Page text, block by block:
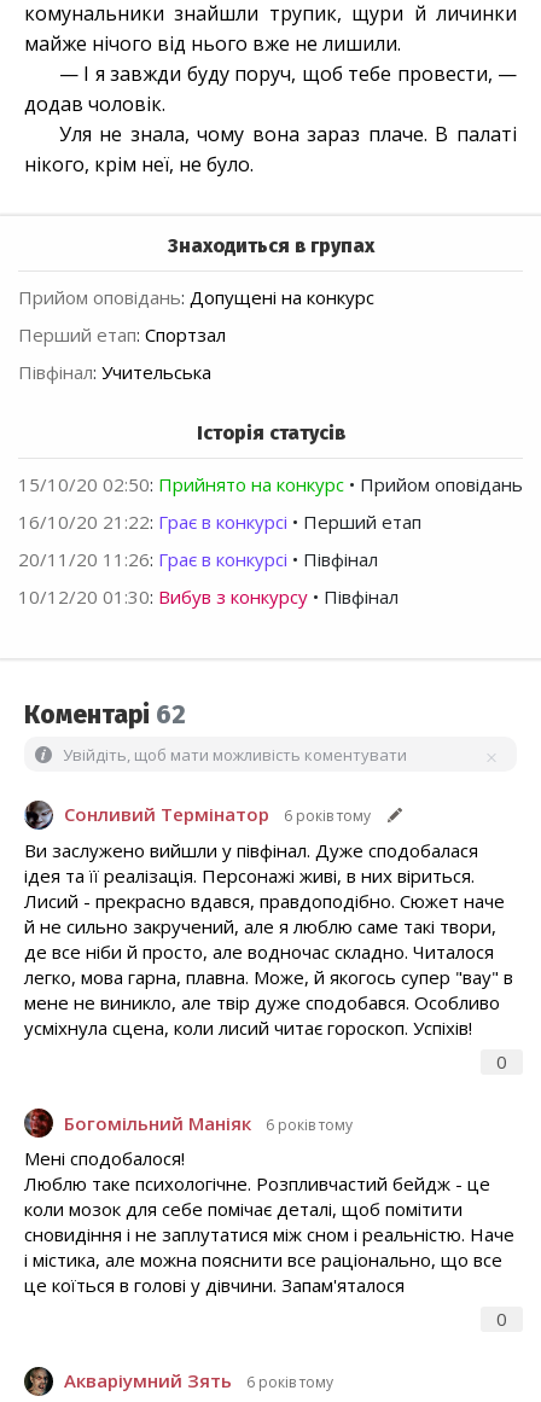
комунальники знайшли трупик, щури й личинки
майже нічого від нього вже не лишили.
— І я завжди буду поруч, щоб тебе провести, —
додав чоловік.
Уля не знала, чому вона зараз плаче. В палаті
нікого, крім неї, не було.
Знаходиться в групах
Прийом оповідань: Допущені на конкурс
Перший етап: Спортзал
Півфінал: Учительська
Історія статусів
15/10/20 02:50: Прийнято на конкурс • Прийом оповідань
16/10/20 21:22: Грає в конкурсі • Перший етап
20/11/20 11:26: Грає в конкурсі • Півфінал
10/12/20 01:30: Вибув з конкурсу • Півфінал
Коментарі 62
Увійдіть, щоб мати можливість коментувати
Сонливий Термінатор 6 років тому
0
Ви заслужено вийшли у півфінал. Дуже сподобалася
ідея та її реалізація. Персонажі живі, в них віриться.
Лисий - прекрасно вдався, правдоподібно. Сюжет наче
й не сильно закручений, але я люблю саме такі твори,
де все ніби й просто, але водночас складно. Читалося
легко, мова гарна, плавна. Може, й якогось супер "вау" в
мене не виникло, але твір дуже сподобався. Особливо
усміхнула сцена, коли лисий читає гороскоп. Успіхів!
Богомільний Маніяк 6 років тому
0
Мені сподобалося!
Люблю таке психологічне. Розпливчастий бейдж - це
коли мозок для себе помічає деталі, щоб помітити
сновидіння і не заплутатися між сном і реальністю. Наче
і містика, але можна пояснити все раціонально, що все
це коїться в голові у дівчини. Запам'яталося
Акваріумний Зять 6 років тому